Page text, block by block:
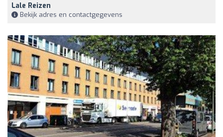
Lale Reizen
Bekijk adres en contactgegevens